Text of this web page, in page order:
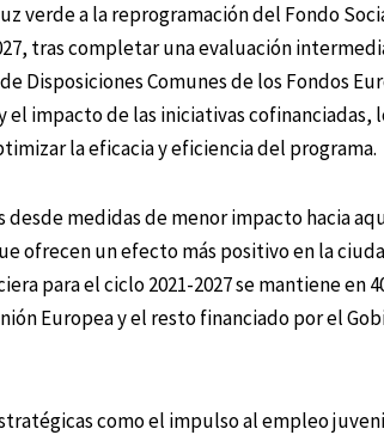
verde a la reprogramación del Fondo
tras completar una evaluación
Disposiciones Comunes de los Fondos
impacto de las iniciativas cofinanciadas,
la eficacia y eficiencia del programa.
medidas de menor impacto hacia
ofrecen un efecto más positivo en la
para el ciclo 2021-2027 se mantiene en
Europea y el resto financiado por el
como el impulso al empleo